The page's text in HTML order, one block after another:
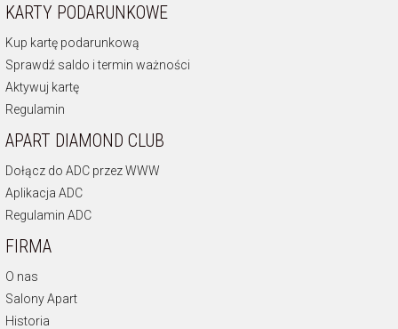
KARTY PODARUNKOWE
Kup kartę podarunkową
Sprawdź saldo i termin ważności
Aktywuj kartę
Regulamin
APART DIAMOND CLUB
Dołącz do ADC przez WWW
Aplikacja ADC
Regulamin ADC
FIRMA
O nas
Salony Apart
Historia